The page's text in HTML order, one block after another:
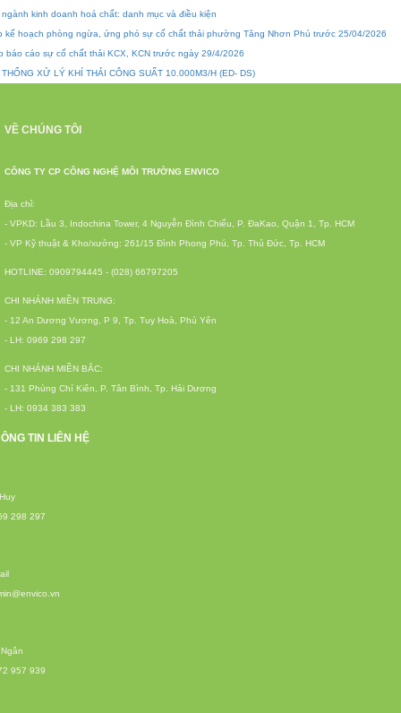
ngành kinh doanh hoá chất: danh mục và điều kiện
kế hoạch phòng ngừa, ứng phó sự cố chất thải phường Tăng Nhơn Phú trước 25/04/2026
báo cáo sự cố chất thải KCX, KCN trước ngày 29/4/2026
THỐNG XỬ LÝ KHÍ THẢI CÔNG SUẤT 10.000M3/H (ED- DS)
VỀ CHÚNG TÔI
CÔNG TY CP CÔNG NGHỆ MÔI TRƯỜNG ENVICO
Địa chỉ:
- VPKD: Lầu 3, Indochina Tower, 4 Nguyễn Đình Chiểu, P. ĐaKao, Quận 1, Tp. HCM
- VP Kỹ thuật & Kho/xưởng: 261/15 Đình Phong Phú, Tp. Thủ Đức, Tp. HCM
HOTLINE: 0909794445 - (028) 66797205
CHI NHÁNH MIỀN TRUNG:
- 12 An Dương Vương, P 9, Tp. Tuy Hoà, Phú Yên
- LH: 0969 298 297
CHI NHÁNH MIỀN BẮC:
- 131 Phùng Chí Kiên, P. Tân Bình, Tp. Hải Dương
- LH: 0934 383 383
TIN LIÊN HỆ
298 297
957 939